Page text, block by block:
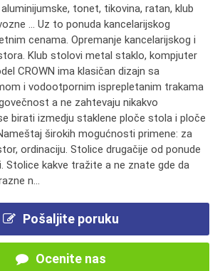
tonet, tikovina, ratan, klub
... Uz to ponuda kancelarijskog
cenama. Opremanje kancelarijskog i
Klub stolovi metal staklo, kompjuter
CROWN ima klasičan dizajn sa
i vodootpornim isprepletanim trakama
a ne zahtevaju nikakvo
birati izmedju staklene ploče stola i ploče
širokih mogućnosti primene: za
ordinaciju. Stolice drugačije od ponude
Stolice kakve tražite a ne znate gde da
n...
Pošaljite poruku
Ocenite nas